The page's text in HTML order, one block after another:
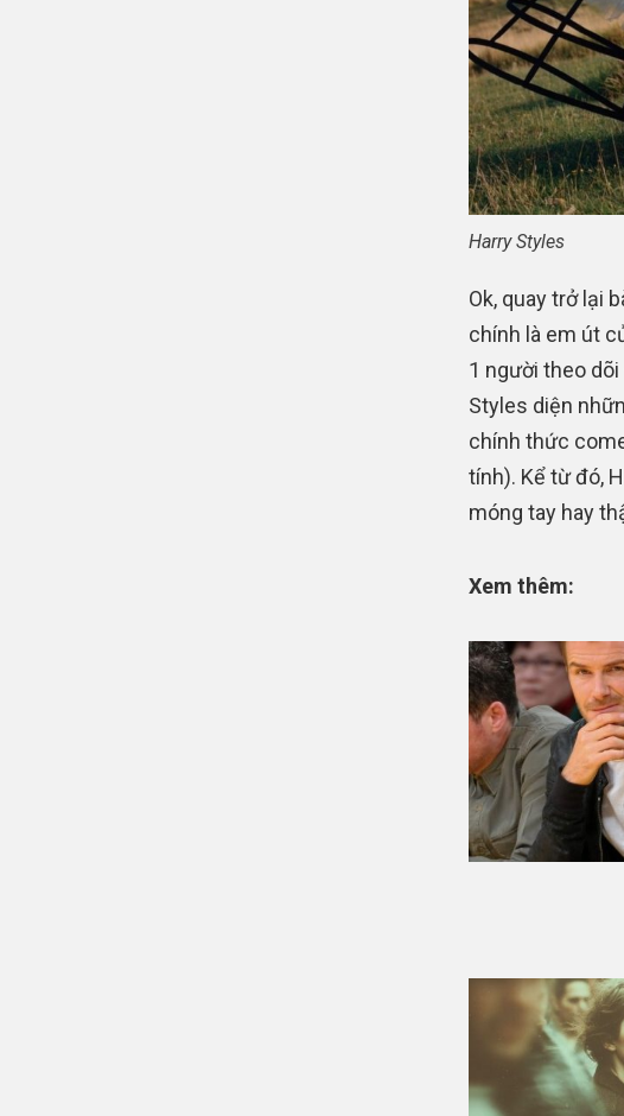
Harry Styles
Ok, quay trở lại
chính là em út
1 người theo
Styles diện
chính thức
tính). Kể từ đó,
móng tay hay
Xem thêm: